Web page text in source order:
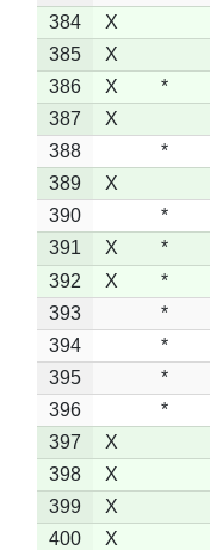
384
X
385
X
386
X *
387
X
388
*
389
X
390
*
391
X *
392
X *
393
*
394
*
395
*
396
*
397
X
398
X
399
X
400
X